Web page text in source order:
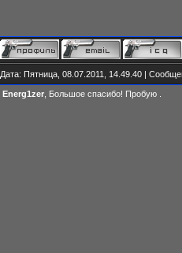
Дата: Пятница, 08.07.2011, 14.49.40 |
Energ1zer , Большое спасибо! Пробую .